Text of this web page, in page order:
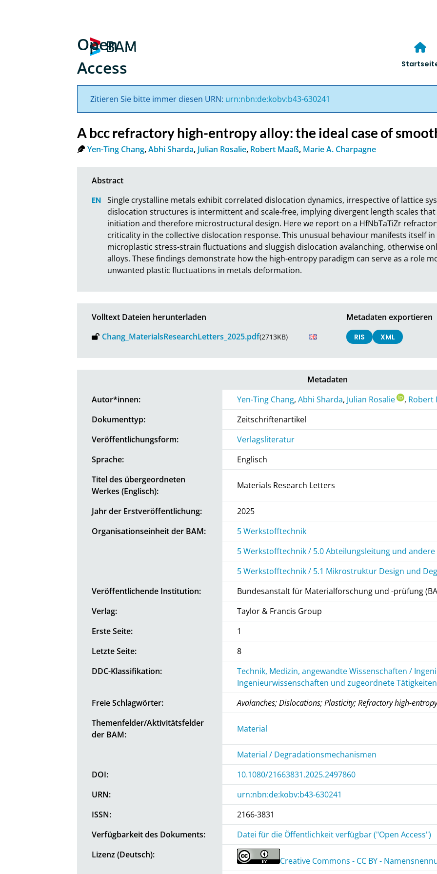
Open
Access
Zitieren Sie bitte immer diesen URN: urn:nbn:de:kobv:b43-630241
A bcc refractory high-entropy alloy: the ideal case of
Yen-Ting Chang,Abhi Sharda, Julian Rosalie, Robert Maaß, Marie A. Charpagne
Single crystalline metals exhibit correlated dislocation dynamics, irrespective of lattice
dislocation structures is intermittent and scale-free, implying divergent length scales
initiation and therefore microstructural design. Here we report on a HfNbTaTiZr
criticality in the collective dislocation response. This unusual behaviour manifests itself
microplastic stress-strain fluctuations and sluggish dislocation avalanching, otherwise
alloys. These findings demonstrate how the high-entropy paradigm can serve as a role
unwanted plastic fluctuations in metals deformation.
Volltext Dateien herunterladen
Chang_MaterialsResearchLetters_2025.pdf(2713KB)
Metadaten exportieren
RIS XML
Metadaten
Autor*innen:
Yen-Ting Chang,Abhi Sharda, Julian Rosalie , Robert
Dokumenttyp:
Zeitschriftenartikel
Veröffentlichungsform:
Verlagsliteratur
Sprache:
Englisch
Titel des übergeordneten
Werkes (Englisch):
Materials Research Letters
Jahr der Erstveröffentlichung:
2025
Organisationseinheit der BAM:
5 Werkstofftechnik
5 Werkstofftechnik / 5.0 Abteilungsleitung und andere
5 Werkstofftechnik / 5.1 Mikrostruktur Design und
Veröffentlichende Institution:
Bundesanstalt für Materialforschung und -prüfung
Verlag:
Taylor & Francis Group
Erste Seite:
1
Letzte Seite:
8
DDC-Klassifikation:
Technik, Medizin, angewandte Wissenschaften /
Ingenieurwissenschaften und zugeordnete Tätigkeiten
Freie Schlagwörter:
Avalanches; Dislocations; Plasticity; Refractory high-
Themenfelder/Aktivitätsfelder
der BAM:
Material
Material / Degradationsmechanismen
DOI:
10.1080/21663831.2025.2497860
URN:
urn:nbn:de:kobv:b43-630241
ISSN:
2166-3831
Verfügbarkeit des Dokuments:
Datei für die Öffentlichkeit verfügbar ("Open Access")
Lizenz (Deutsch):
Creative Commons - CC BY -